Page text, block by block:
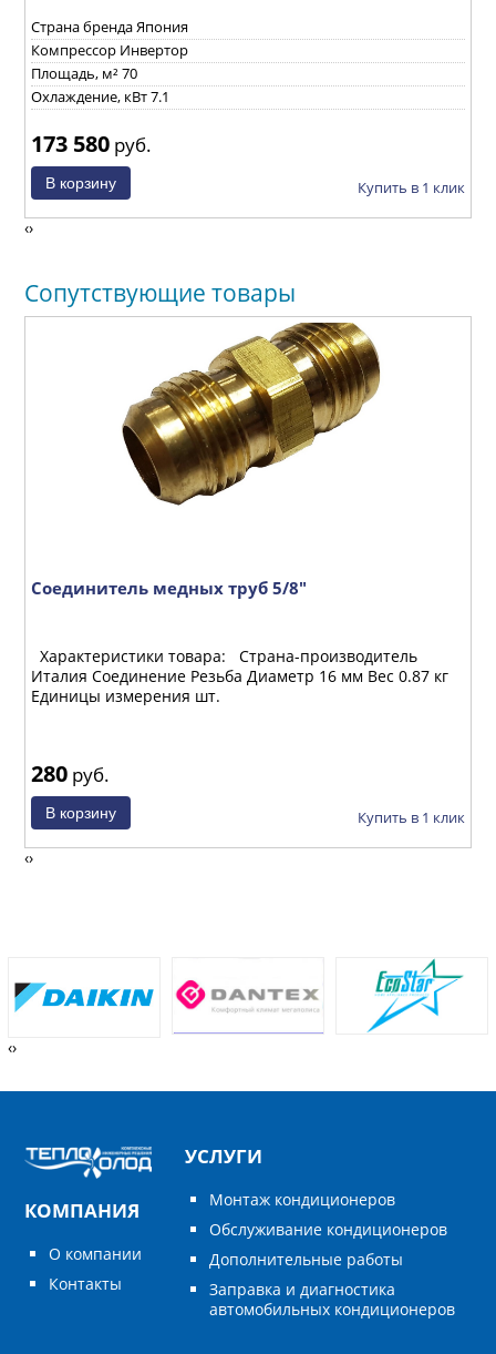
Страна бренда Япония
Компрессор Инвертор
Площадь, м² 70
Охлаждение, кВт 7.1
173 580 руб.
Купить в 1 клик
‹›
Сопутствующие товары
Соединитель медных труб 5/8"
Характеристики товара: Страна-производитель
Италия Соединение Резьба Диаметр 16 мм Вес 0.87 кг
Единицы измерения шт.
280 руб.
Купить в 1 клик
‹›
‹›
КОМПАНИЯ
О компании
Контакты
УСЛУГИ
Монтаж кондиционеров
Обслуживание кондиционеров
Дополнительные работы
Заправка и диагностика
автомобильных кондиционеров